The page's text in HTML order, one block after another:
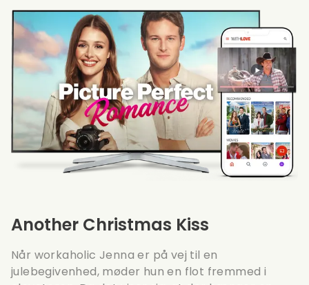
Another Christmas Kiss
Når workaholic Jenna er på vej til en
julebegivenhed, møder hun en flot fremmed i